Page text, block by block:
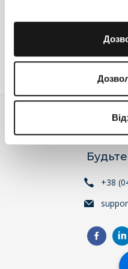
2 Facebook
Twitter
Войдитеили
+38